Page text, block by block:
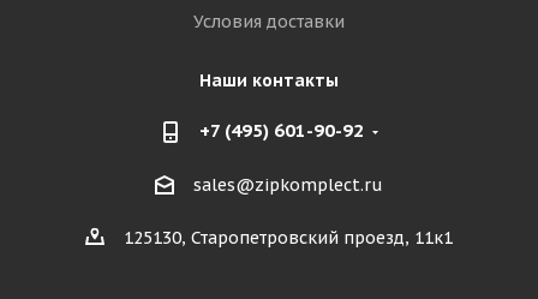
Условия доставки
Наши контакты
+7 (495) 601-90-92
sales@zipkomplect.ru
125130, Старопетровский проезд, 11к1